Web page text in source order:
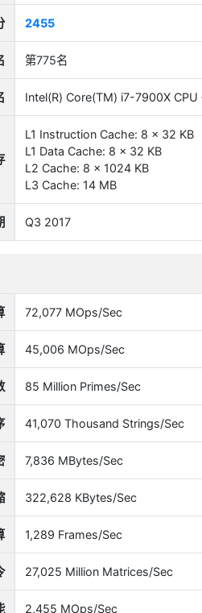
2455
第775名
Intel(R) Core(TM) i7-7900X CPU
L1 Instruction Cache: 8 x 32 KB
L1 Data Cache: 8 x 32 KB
L2 Cache: 8 x 1024 KB
L3 Cache: 14 MB
Q3 2017
72,077 MOps/Sec
45,006 MOps/Sec
85 Million Primes/Sec
41,070 Thousand Strings/Sec
7,836 MBytes/Sec
322,628 KBytes/Sec
1,289 Frames/Sec
27,025 Million Matrices/Sec
2,455 MOps/Sec